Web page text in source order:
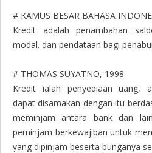
# KAMUS BESAR BAHASA
Kredit adalah penambahan
modal. dan pendataan bagi
# THOMAS SUYATNO, 1998
Kredit ialah penyediaan uang,
dapat disamakan dengan itu
meminjam antara bank dan
peminjam berkewajiban untuk
yang dipinjam beserta bunganya